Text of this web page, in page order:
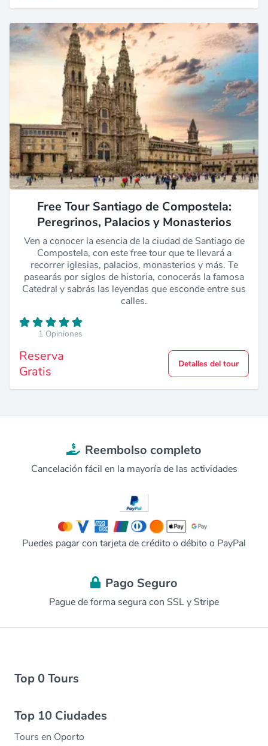
Free Tour Santiago de Compostela:
Peregrinos, Palacios y Monasterios
Ven a conocer la esencia de la ciudad de Santiago de
Compostela, con este free tour que te llevará a
recorrer iglesias, palacios, monasterios y más. Te
pasearás por siglos de historia, conocerás la famosa
Catedral y sabrás las leyendas que esconde entre sus
calles.
1 Opiniones
Reserva
Gratis
Detalles del tour
Reembolso completo
Cancelación fácil en la mayoría de las actividades
Puedes pagar con tarjeta de crédito o débito o PayPal
Pago Seguro
Pague de forma segura con SSL y Stripe
Top 0 Tours
Top 10 Ciudades
Tours en Oporto